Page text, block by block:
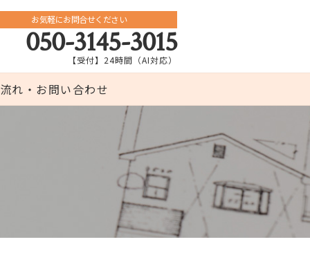
お気軽にお問合せください
050-3145-3015
【受付】24時間（AI対応）
れ・お問い合わせ